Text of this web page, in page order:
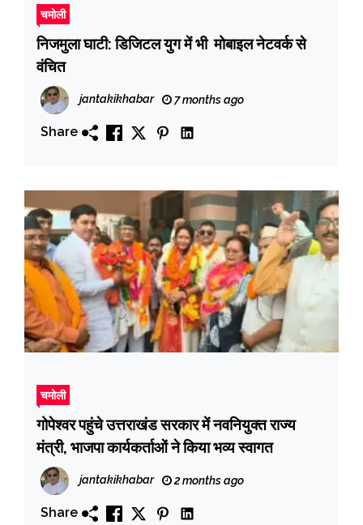
चमोली
निजमुला घाटी: डिजिटल युग में भी मोबाइल नेटवर्क से
वंचित
jantakikhabar 7 months ago
Share
चमोली
गोपेश्वर पहुंचे उत्तराखंड सरकार में नवनियुक्त राज्य
मंत्री, भाजपा कार्यकर्ताओं ने किया भव्य स्वागत
jantakikhabar 2 months ago
Share